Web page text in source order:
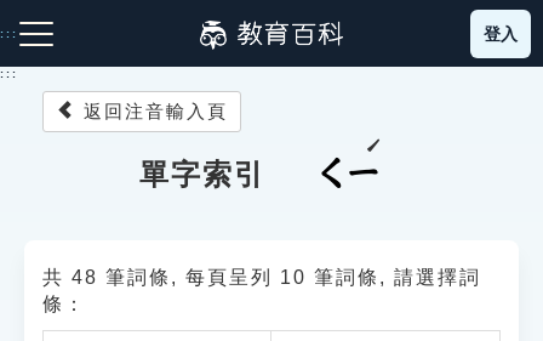
到
主
:::
部首索引表圖示
登入
:::
返回注音輸入頁
單字索引 ㄑㄧ
共 48 筆詞條, 每頁呈列 10 筆詞條, 請選擇詞
條：